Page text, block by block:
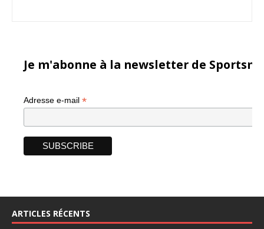
Je m'abonne à la newsletter de
Adresse e-mail *
ARTICLES RÉCENTS